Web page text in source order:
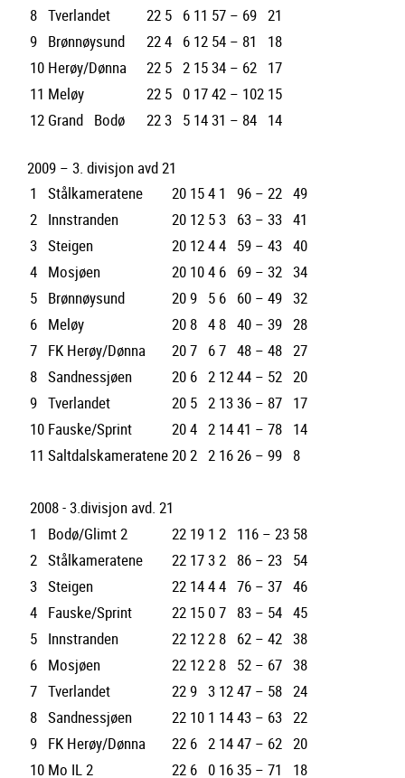
8 Tverlandet 22 5 6 11 57 – 69 21
9 Brønnøysund 224 6 12 54 – 81
18
10 Herøy/Dønna 22 5 2 1534 – 62 17
11 Meløy 22 5 0 1742 – 102 15
12 Grand Bodø 223 5 1431 – 84 14
2009 – 3. divisjon avd 21
1
Stålkameratene 20 154 1 96 – 22 49
2 Innstranden 20 12 53 63 – 33 41
3 Steigen 20 1244 59 – 43 40
4 Mosjøen 20 104 6 69 – 32 34
5 Brønnøysund 20 9 5 6 60 – 49 32
6 Meløy 20 8 4 8 40 – 39 28
7 FK Herøy/Dønna 207 67 48 – 48 27
8 Sandnessjøen 20 6 2 1244 – 52 20
9 Tverlandet 20 5 2 1336 – 87 17
10 Fauske/Sprint 204 2 1441 – 78 14
11 Saltdalskameratene202 2 1626 – 99 8
2008 - 3.divisjon avd. 21
1
Bodø/Glimt 2 22 19 1 2 116 – 23 58
2 Stålkameratene 22 1732 86 – 23 54
3 Steigen 22 1444 76 – 37 46
4 Fauske/Sprint 22 15 07 83 – 54 45
5 Innstranden 22 122 8 62 – 42 38
6 Mosjøen 22 122 8 52 – 67 38
7 Tverlandet 22 9 3 1247 – 58 24
8 Sandnessjøen 22 10 1 1443 – 63 22
9 FK Herøy/Dønna 22 6 2 1447 – 62 20
10 Mo IL 2 22 6 0 1635 – 71 18